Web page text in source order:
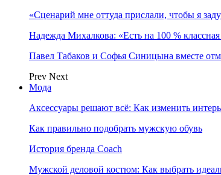
«Сценарий мне оттуда прислали, чтобы я
Надежда Михалкова: «Есть на 100 %
Павел Табаков и Софья Синицына вместе
Prev Next
Мода
Аксессуары решают всё: Как изменить
Как правильно подобрать мужскую обувь
История бренда Coach
Мужской деловой костюм: Как выбрать